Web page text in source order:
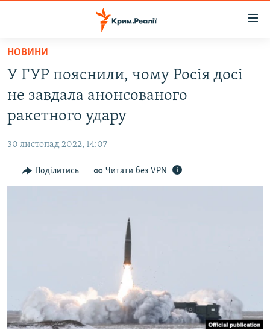
Перейти
основного
матеріалу
до
основної
Перейти
до
БЛОГИ
ПОГЛЯД
СВІДЧЕННЯ ОКУПАЦІЇ
УКРАЇНСЬКА ПРОБЛЕМА КРИМУ
ЯК ОБІЙТИ БЛОКУВАННЯ
Русский
Qırımtatar
НОВИНИ
У ГУР пояснили, чому Росія досі
не завдала анонсованого
ракетного удару
30 листопад 2022, 14:07
Поділитись Читати без VPN